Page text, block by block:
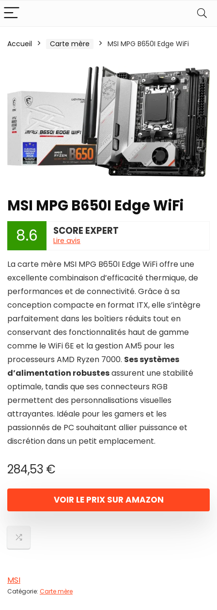
Accueil Carte mère MSI MPG B650I Edge WiFi
MSI MPG B650I Edge WiFi
8.6 SCORE EXPERT
Lire avis
La carte mère MSI MPG B650I Edge WiFi offre une
excellente combinaison d’efficacité thermique, de
performances et de connectivité. Grâce à sa
conception compacte en format ITX, elle s’intègre
parfaitement dans les boîtiers réduits tout en
conservant des fonctionnalités haut de gamme
comme le WiFi 6E et la gestion AM5 pour les
processeurs AMD Ryzen 7000. Ses systèmes
d’alimentation robustesassurent une stabilité
optimale, tandis que ses connecteurs RGB
permettent des personnalisations visuelles
attrayantes. Idéale pour les gamers et les
passionnés de PC souhaitant allier puissance et
discrétion dans un petit emplacement.
284,53 €
VOIR LE PRIX SUR AMAZON
MSI
Catégorie: Carte mère